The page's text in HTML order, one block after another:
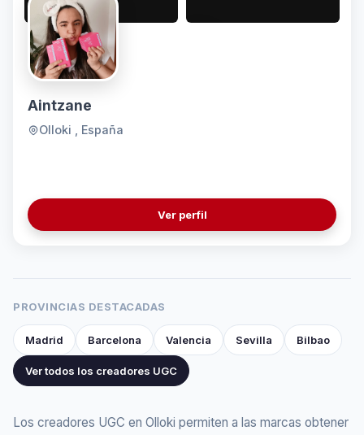
Aintzane
Olloki , España
Ver perfil
PROVINCIAS DESTACADAS
Madrid Barcelona Valencia Sevilla Bilbao
Ver todos los creadores UGC
Los creadores UGC en Olloki permiten a las marcas obtener